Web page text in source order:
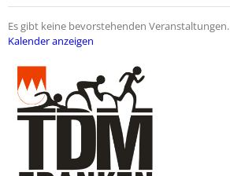
Es gibt keine bevorstehenden Veranstaltungen.
Kalender anzeigen